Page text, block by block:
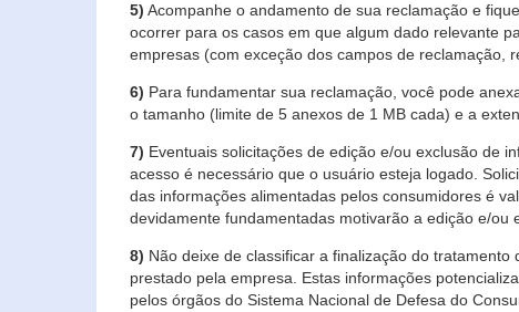
5) Acompanhe o andamento de sua reclamação e
ocorrer para os casos em que algum dado relevante
empresas (com exceção dos campos de reclamação,
6) Para fundamentar sua reclamação, você pode
o tamanho (limite de 5 anexos de 1 MB cada) e a
7) Eventuais solicitações de edição e/ou exclusão de
acesso é necessário que o usuário esteja logado.
das informações alimentadas pelos consumidores é
devidamente fundamentadas motivarão a edição e/ou
8) Não deixe de classificar a finalização do tratamento
prestado pela empresa. Estas informações
pelos órgãos do Sistema Nacional de Defesa do